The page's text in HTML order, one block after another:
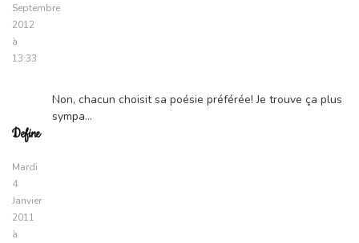
Septembre
2012
à
13:33
Define
Mardi
4
Janvier
2011
à
Non, chacun choisit sa poésie préférée! Je trouve ça plus
sympa…